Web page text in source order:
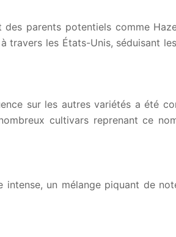
parents potentiels comme
travers les États-Unis, séduisant
sur les autres variétés a été
cultivars reprenant ce
intense, un mélange piquant de